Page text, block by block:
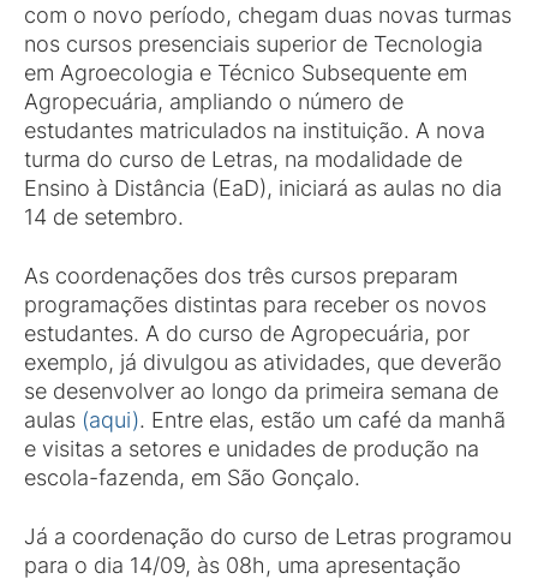
com o novo período, chegam duas novas turmas
nos cursos presenciais superior de Tecnologia
em Agroecologia e Técnico Subsequente em
Agropecuária, ampliando o número de
estudantes matriculados na instituição. A nova
turma do curso de Letras, na modalidade de
Ensino à Distância (EaD), iniciará as aulas no dia
14 de setembro.
As coordenações dos três cursos preparam
programações distintas para receber os novos
estudantes. A do curso de Agropecuária, por
exemplo, já divulgou as atividades, que deverão
se desenvolver ao longo da primeira semana de
aulas (aqui). Entre elas, estão um café da manhã
e visitas a setores e unidades de produção na
escola-fazenda, em São Gonçalo.
Já a coordenação do curso de Letras programou
para o dia 14/09, às 08h, uma apresentação